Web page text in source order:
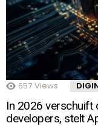
657 Views
In 2026 verschuift
developers, stelt